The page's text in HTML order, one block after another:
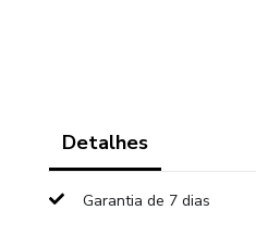
Detalhes
Garantia de 7 dias